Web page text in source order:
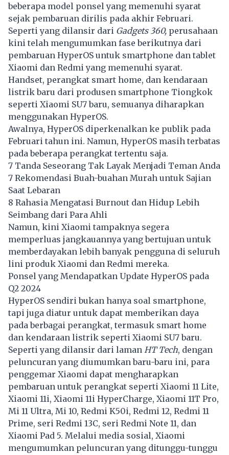
beberapa model ponsel yang memenuhi syarat
sejak pembaruan dirilis pada akhir Februari.
Seperti yang dilansir dari Gadgets 360, perusahaan
kini telah mengumumkan fase berikutnya dari
pembaruan HyperOS untuk smartphone dan tablet
Xiaomi dan Redmi yang memenuhi syarat.
Handset, perangkat smart home, dan kendaraan
listrik baru dari produsen smartphone Tiongkok
seperti Xiaomi SU7 baru, semuanya diharapkan
menggunakan HyperOS.
Awalnya, HyperOS diperkenalkan ke publik pada
Februari tahun ini. Namun, HyperOS masih terbatas
pada beberapa perangkat tertentu saja.
7 Tanda Seseorang Tak Layak Menjadi Teman Anda
7 Rekomendasi Buah-buahan Murah untuk Sajian
Saat Lebaran
8 Rahasia Mengatasi Burnout dan Hidup Lebih
Seimbang dari Para Ahli
Namun, kini Xiaomi tampaknya segera
memperluas jangkauannya yang bertujuan untuk
memberdayakan lebih banyak pengguna di seluruh
lini produk Xiaomi dan Redmi mereka.
Ponsel yang Mendapatkan Update HyperOS pada
Q2 2024
HyperOS sendiri bukan hanya soal smartphone,
tapi juga diatur untuk dapat memberikan daya
pada berbagai perangkat, termasuk smart home
dan kendaraan listrik seperti Xiaomi SU7 baru.
Seperti yang dilansir dari laman HT Tech, dengan
peluncuran yang diumumkan baru-baru ini, para
penggemar Xiaomi dapat mengharapkan
pembaruan untuk perangkat seperti Xiaomi 11 Lite,
Xiaomi 11i, Xiaomi 11i HyperCharge, Xiaomi 11T Pro,
Mi 11 Ultra, Mi 10, Redmi K50i, Redmi 12, Redmi 11
Prime, seri Redmi 13C, seri Redmi Note 11, dan
Xiaomi Pad 5. Melalui media sosial, Xiaomi
mengumumkan peluncuran yang ditunggu-tunggu